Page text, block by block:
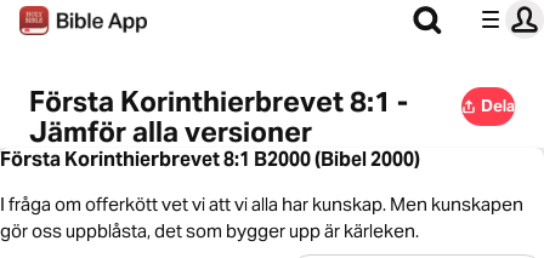
Första Korinthierbrevet 8:1 -
Jämför alla versioner
Dela
Första Korinthierbrevet 8:1 B2000 (Bibel 2000)
I fråga om offerkött vet vi att vi alla har kunskap. Men kunskapen
gör oss uppblåsta, det som bygger upp är kärleken.